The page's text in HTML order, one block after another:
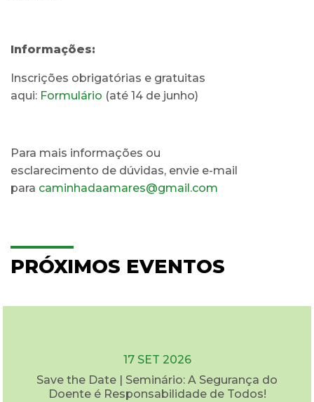
Informações:
Inscrições obrigatórias e gratuitas
aqui: Formulário (até 14 de junho)
Para mais informações ou
esclarecimento de dúvidas, envie e-mail
para caminhadaamares@gmail.com
PRÓXIMOS EVENTOS
17 SET 2026
Save the Date | Seminário: A Segurança do
Doente é Responsabilidade de Todos!